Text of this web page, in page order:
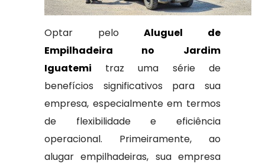
Optar peloAluguel de
Empilhadeira no Jardim
Iguatemi traz uma série de
benefícios significativos para sua
empresa, especialmente em termos
de flexibilidade e eficiência
operacional. Primeiramente, ao
alugar empilhadeiras, sua empresa